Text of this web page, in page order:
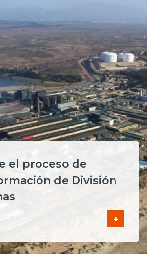
el proceso de
de División
+